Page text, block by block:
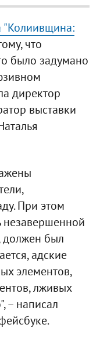
"Колиивщина:
что
было задумано
директор
выставки
При этом
незавершенной
должен был
адские
элементов,
лживых
– написал